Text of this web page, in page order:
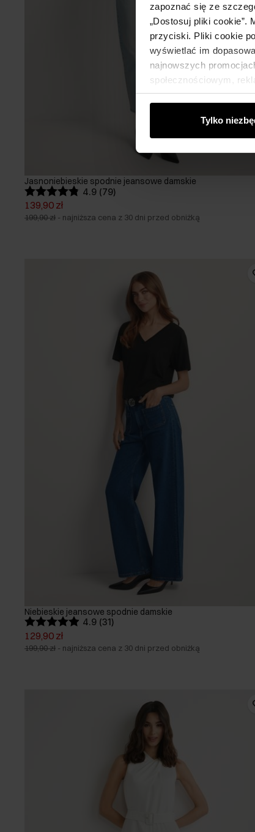
zapoznać się ze
„Dostosuj pliki cookie”.
przyciski. Pliki cookie
wyświetlać im
najnowszych
społecznościowym,
od Ciebie lub
Tylko
Jasnoniebieskie spodnie jeansowe damskie
4.9 (79)
139,90 zł
199,90 zł - najniższa cena z 30 dni przed obniżką
Niebieskie jeansowe spodnie damskie
4.9 (31)
129,90 zł
199,90 zł - najniższa cena z 30 dni przed obniżką